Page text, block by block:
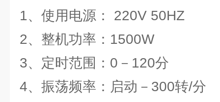
1、使用电源： 220V 50HZ
2、整机功率：1500W
3、定时范围：0－120分
4、振荡频率：启动－300转/分